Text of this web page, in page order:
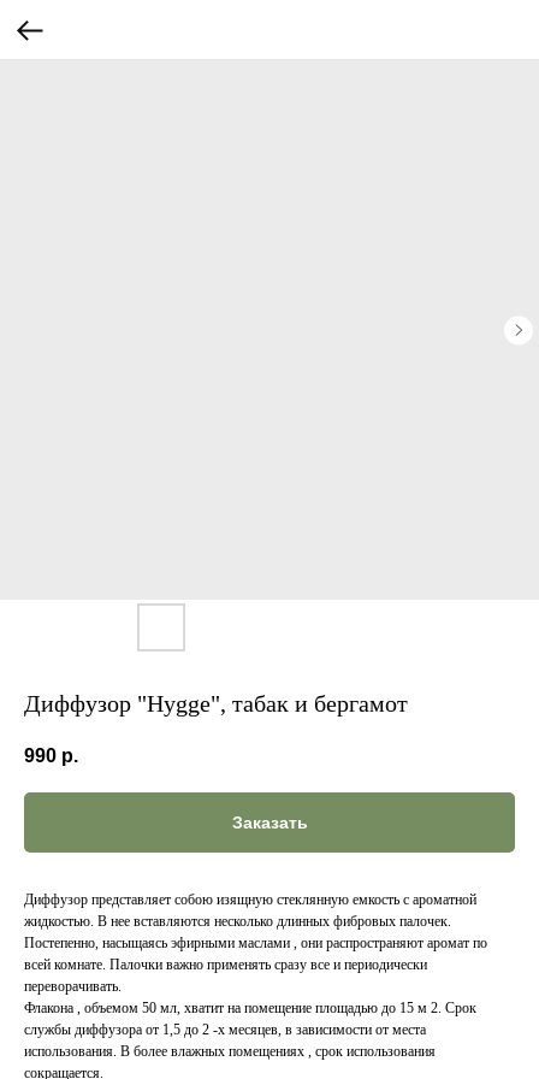
Диффузор "Hygge", табак и бергамот
990 р.
Заказать
Диффузор представляет собою изящную стеклянную емкость с ароматной
жидкостью. В нее вставляются несколько длинных фибровых палочек.
Постепенно, насыщаясь эфирными маслами , они распространяют аромат по
всей комнате. Палочки важно применять сразу все и периодически
переворачивать.
Флакона , объемом 50 мл, хватит на помещение площадью до 15 м 2. Срок
службы диффузора от 1,5 до 2 -х месяцев, в зависимости от места
использования. В более влажных помещениях , срок использования
сокращается.